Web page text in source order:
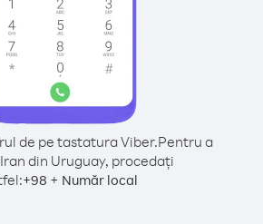
de pe tastatura Viber.Pentru a
din Uruguay, procedați
+98 + Număr local